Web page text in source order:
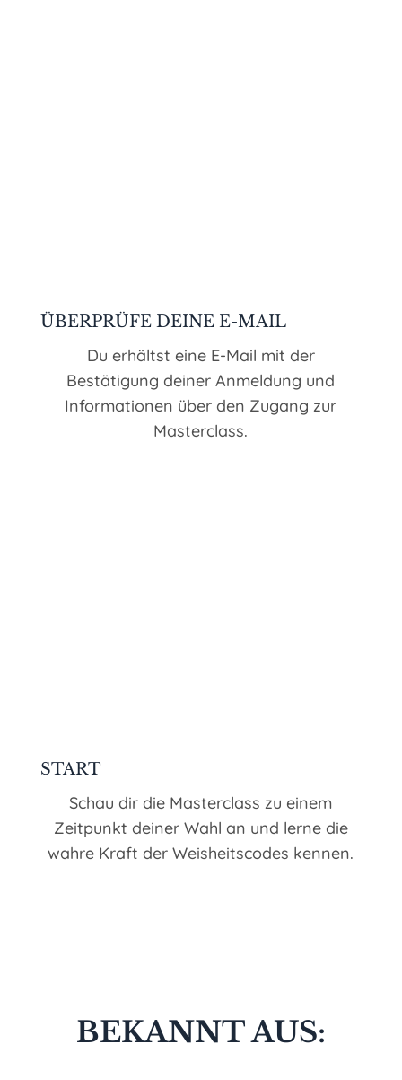
ÜBERPRÜFE DEINE E-MAIL
Du erhältst eine E-Mail mit der
Bestätigung deiner Anmeldung und
Informationen über den Zugang zur
Masterclass.
START
Schau dir die Masterclass zu einem
Zeitpunkt deiner Wahl an und lerne die
wahre Kraft der Weisheitscodes kennen.
BEKANNT AUS: